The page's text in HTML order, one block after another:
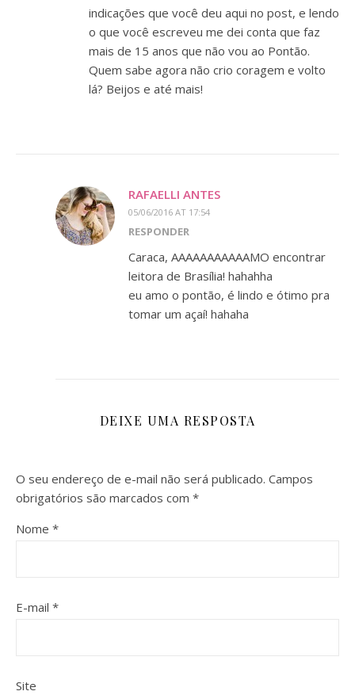
indicações que você deu aqui no post, e lendo
o que você escreveu me dei conta que faz
mais de 15 anos que não vou ao Pontão.
Quem sabe agora não crio coragem e volto
lá? Beijos e até mais!
RAFAELLI ANTES
05/06/2016 AT 17:54
RESPONDER
Caraca, AAAAAAAAAAAMO encontrar
leitora de Brasília! hahahha
eu amo o pontão, é lindo e ótimo pra
tomar um açaí! hahaha
DEIXE UMA RESPOSTA
O seu endereço de e-mail não será publicado. Campos
obrigatórios são marcados com *
Nome *
E-mail *
Site